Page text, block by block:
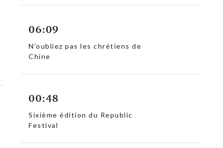
06:09
N’oubliez pas les chrétiens de
Chine
00:48
Sixième édition du Republic
Festival